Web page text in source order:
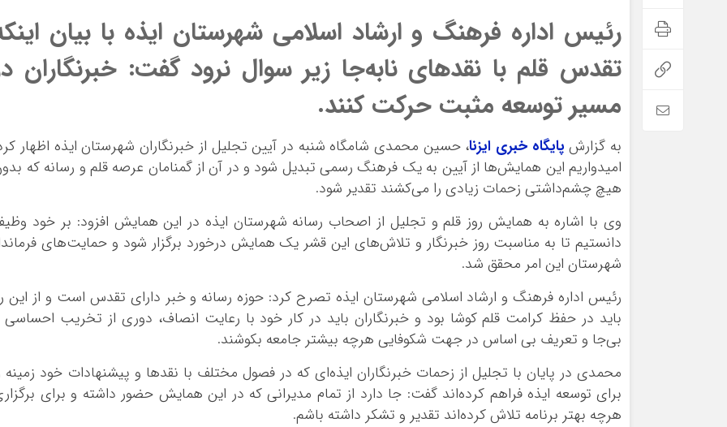
رئیس اداره فرهنگ و ارشاد اسلامی شهرستان ایذه با بیان
تقدس قلم با نقدهای نابه‌جا زیر سوال نرود گفت: خبرنگاران
مسیر توسعه مثبت حرکت کنند.
به گزارش پایگاه خبری ایزنا، حسین محمدی شامگاه شنبه در آیین تجلیل از خبرنگاران شهرستان ایذه اظهار
امیدواریم این همایش‌ها از آیین به یک فرهنگ رسمی تبدیل شود و در آن از گمنامان عرصه قلم و رسانه که
هیچ چشم‌داشتی زحمات زیادی را می‌کشند تقدیر شود.
وی با اشاره به همایش روز قلم و تجلیل از اصحاب رسانه شهرستان ایذه در این همایش افزود: بر خود
دانستیم تا به مناسبت روز خبرنگار و تلاش‌های این قشر یک همایش درخورد برگزار شود و حمایت‌های
شهرستان این امر محقق شد.
رئیس اداره فرهنگ و ارشاد اسلامی شهرستان ایذه تصرح کرد: حوزه رسانه و خبر دارای تقدس است و از این
باید در حفظ کرامت قلم کوشا بود و خبرنگاران باید در کار خود با رعایت انصاف، دوری از تخریب احساسی
بی‌جا و تعریف بی اساس در جهت شکوفایی هرچه بیشتر جامعه بکوشند.
محمدی در پایان با تجلیل از زحمات خبرنگاران ایذه‌ای که در فصول مختلف با نقدها و پیشنهادات خود زمینه
برای توسعه ایذه فراهم کرده‌اند گفت: جا دارد از تمام مدیرانی که در این همایش حضور داشته و برای
هرچه بهتر برنامه تلاش کرده‌اند تقدیر و تشکر داشته باشم.